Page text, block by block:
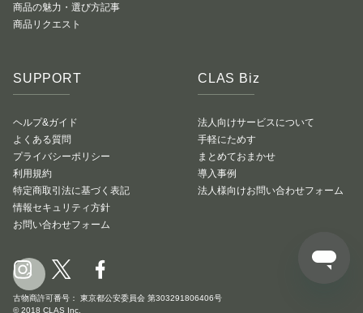
商品の魅力・選び方記事
商品リクエスト
SUPPORT
ヘルプ&ガイド
よくある質問
プライバシーポリシー
利用規約
特定商取引法に基づく表記
情報セキュリティ方針
お問い合わせフォーム
CLAS Biz
法人向けサービスについて
手軽にためす
まとめておまかせ
導入事例
法人様向けお問い合わせフォーム
古物商許可番号： 東京都公安委員会 第303291806406号
© 2018 CLAS Inc.